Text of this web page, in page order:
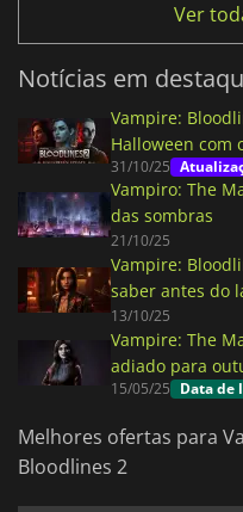
Ver
Notícias em
Vampire:
Halloween com
31/10/25
Vampiro: The
das sombras
21/10/25
Vampire:
saber antes do
13/10/25
Vampire: The
adiado para
15/05/25 Data de
Melhores ofertas para
Bloodlines 2